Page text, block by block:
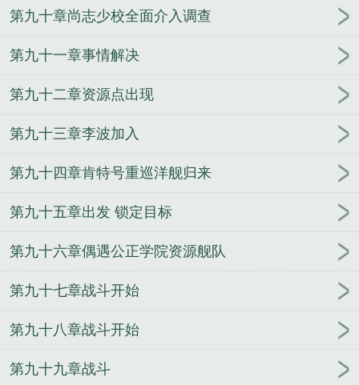
第九十章尚志少校全面介入调查
第九十一章事情解决
第九十二章资源点出现
第九十三章李波加入
第九十四章肯特号重巡洋舰归来
第九十五章出发 锁定目标
第九十六章偶遇公正学院资源舰队
第九十七章战斗开始
第九十八章战斗开始
第九十九章战斗